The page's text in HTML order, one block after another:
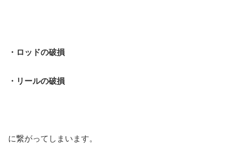
・ロッドの破損
・リールの破損
に繋がってしまいます。